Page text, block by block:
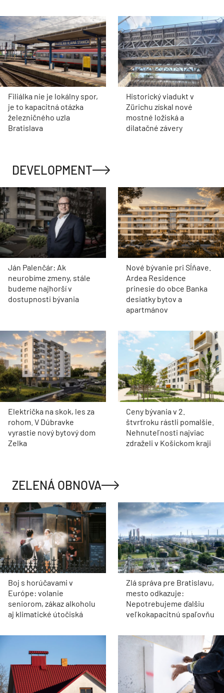
Filiálka nie je lokálny spor,
je to kapacitná otázka
železničného uzla
Bratislava
Historický viadukt v
Zürichu získal nové
mostné ložiská a
dilatačné závery
DEVELOPMENT
Ján Palenčár: Ak
neurobíme zmeny, stále
budeme najhorší v
dostupnosti bývania
Nové bývanie pri Sĺňave.
Ardea Residence
prinesie do obce Banka
desiatky bytov a
apartmánov
Električka na skok, les za
rohom. V Dúbravke
vyrastie nový bytový dom
Zelka
Ceny bývania v 2.
štvrťroku rástli pomalšie.
Nehnuteľnosti najviac
zdraželi v Košickom kraji
ZELENÁ OBNOVA
Boj s horúčavami v
Európe: volanie
seniorom, zákaz alkoholu
aj klimatické útočiská
Zlá správa pre Bratislavu,
mesto odkazuje:
Nepotrebujeme ďalšiu
veľkokapacitnú spaľovňu